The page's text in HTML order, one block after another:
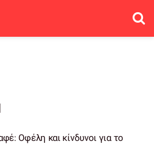
Οφέλη και κίνδυνοι για το